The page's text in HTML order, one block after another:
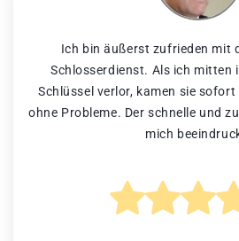
Ich bin äußerst zufrieden mit
Schlosserdienst. Als ich mitten
Schlüssel verlor, kamen sie
ohne Probleme. Der schnelle und
mich